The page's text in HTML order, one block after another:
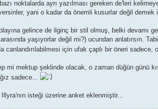
noktalarda ayrı yazılması gereken de'leri
yani o kadar da önemli kusurlar değil demek
gelince de ilginç bir stil olmuş, belki devamı
yaşıyorlar değil mi?) ucundan anlatırsın.
canlandırılabilmesi için ufak çaplı bir öneri
mi mektup şeklinde olacak, o zaman düğün günü
sadece...
isteği üzerine anket eklenmiştir...